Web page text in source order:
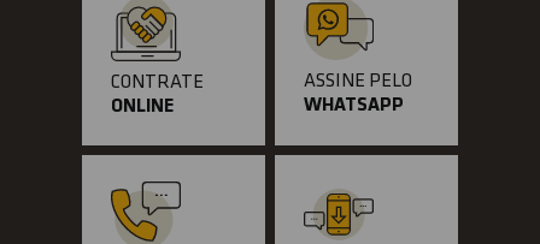
CONTRATE
ONLINE
ASSINE PELO
WHATSAPP